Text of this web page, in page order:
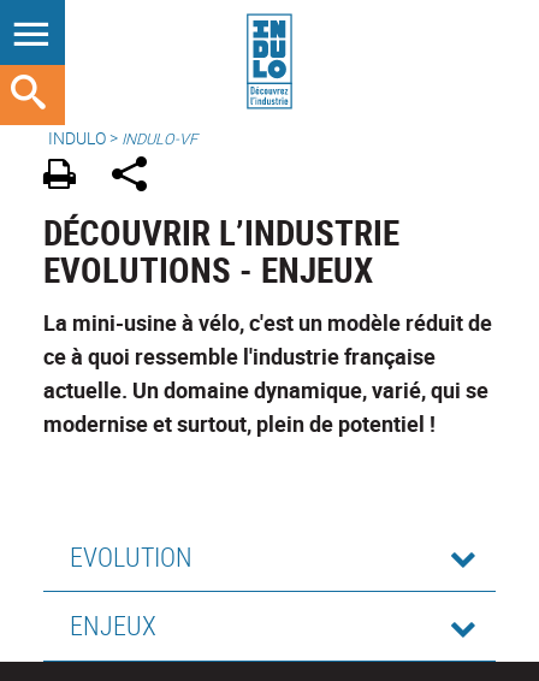
INDULO> INDULO-VF
DÉCOUVRIR L’INDUSTRIE
EVOLUTIONS - ENJEUX
La mini-usine à vélo, c'est un modèle réduit de
ce à quoi ressemble l'industrie française
actuelle. Un domaine dynamique, varié, qui se
modernise et surtout, plein de potentiel !
EVOLUTION
ENJEUX